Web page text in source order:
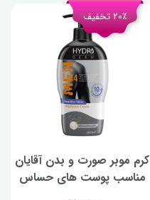
کرم موبر صورت و بدن آقایان
مناسب پوست های حساس
20٪ تخفیف